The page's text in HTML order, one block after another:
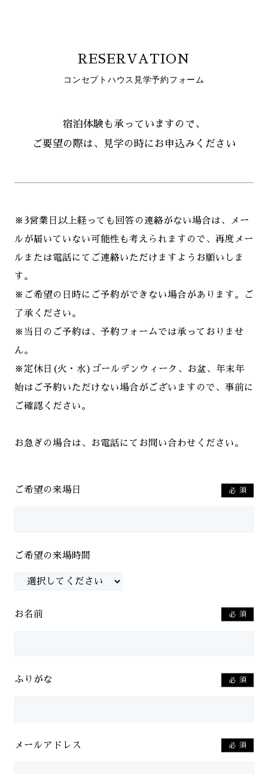
RESERVATION
コンセプトハウス見学予約フォーム
宿泊体験も承っていますので、
ご要望の際は、見学の時にお申込みください
※3営業日以上経っても回答の連絡がない場合は、メー
ルが届いていない可能性も考えられますので、再度メー
ルまたは電話にてご連絡いただけますようお願いしま
す。
※ご希望の日時にご予約ができない場合があります。ご
了承ください。
※当日のご予約は、予約フォームでは承っておりませ
ん。
※定休日(火・水)ゴールデンウィーク、お盆、年末年
始はご予約いただけない場合がございますので、事前に
ご確認ください。
お急ぎの場合は、お電話にてお問い合わせください。
必須
ご希望の来場日
ご希望の来場時間
必須
お名前
必須
ふりがな
必須
メールアドレス